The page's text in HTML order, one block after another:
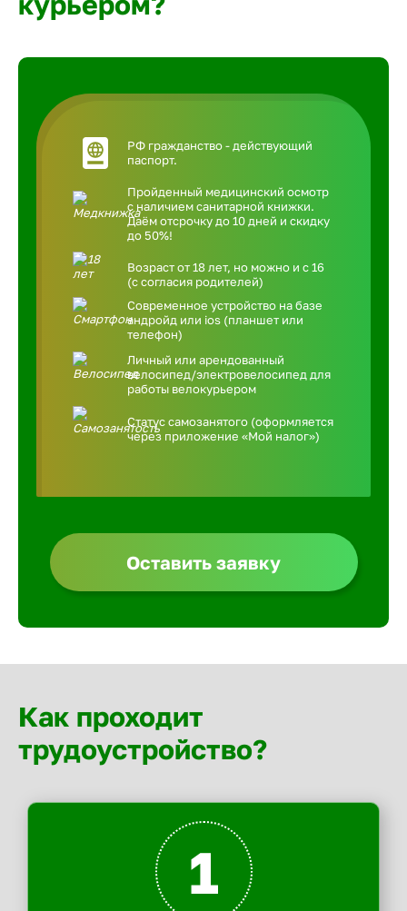
РФ гражданство - действующий
паспорт.
Пройденный медицинский осмотр
с наличием санитарной книжки.
Даём отсрочку до 10 дней и скидку
до 50%!
Возраст от 18 лет, но можно и с 16
(с согласия родителей)
Современное устройство на базе
андройд или ios (планшет или
телефон)
Личный или арендованный
велосипед/электровелосипед для
работы велокурьером
Статус самозанятого (оформляется
через приложение «Мой налог»)
Оставить заявку
Как проходит
трудоустройство?
1